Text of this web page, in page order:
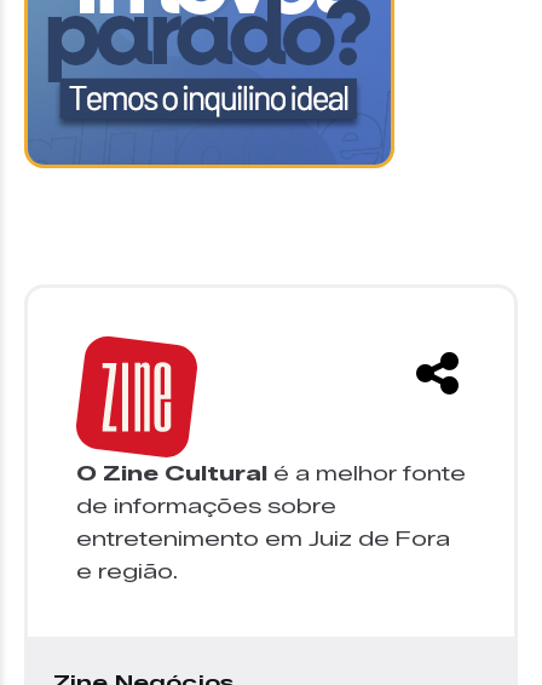
O Zine Cultural é a melhor fonte
de informações sobre
entretenimento em Juiz de Fora
e região.